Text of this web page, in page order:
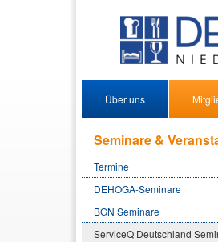
Über uns
Seminare &
Termine
DEHOGA-Seminare
BGN Seminare
ServiceQ Deutschland